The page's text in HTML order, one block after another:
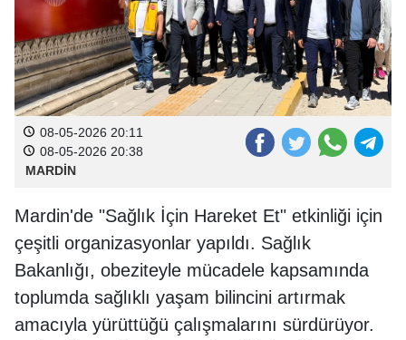
08-05-2026 20:11
08-05-2026 20:38
MARDİN
Mardin'de "Sağlık İçin Hareket Et" etkinliği için
çeşitli organizasyonlar yapıldı. Sağlık
Bakanlığı, obeziteyle mücadele kapsamında
toplumda sağlıklı yaşam bilincini artırmak
amacıyla yürüttüğü çalışmalarını sürdürüyor.